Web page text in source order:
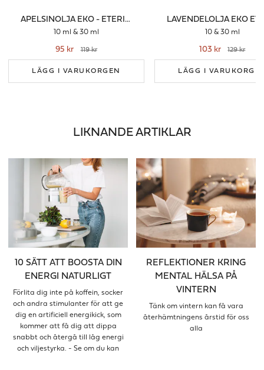
APELSINOLJA EKO - ETERISK
10 ml & 30 ml
95 kr 119 kr
LÄGG I VARUKORGEN
10 & 30 ml
103 kr 129 kr
LÄGG I
LIKNANDE ARTIKLAR
10 SÄTT ATT BOOSTA DIN
ENERGI NATURLIGT
Förlita dig inte på koffein, socker
och andra stimulanter för att ge
dig en artificiell energikick, som
kommer att få dig att dippa
snabbt och återgå till låg energi
och viljestyrka. - Se om du kan
REFLEKTIONER KRING
MENTAL HÄLSA PÅ
VINTERN
Tänk om vintern kan få vara
återhämtningens årstid för oss
alla